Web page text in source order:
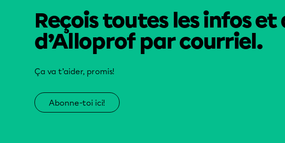
Reçois toutes les infos et
d’Alloprof par courriel.
Ça va t’aider, promis!
Abonne-toi ici!